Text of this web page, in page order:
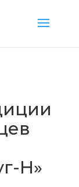
Н»